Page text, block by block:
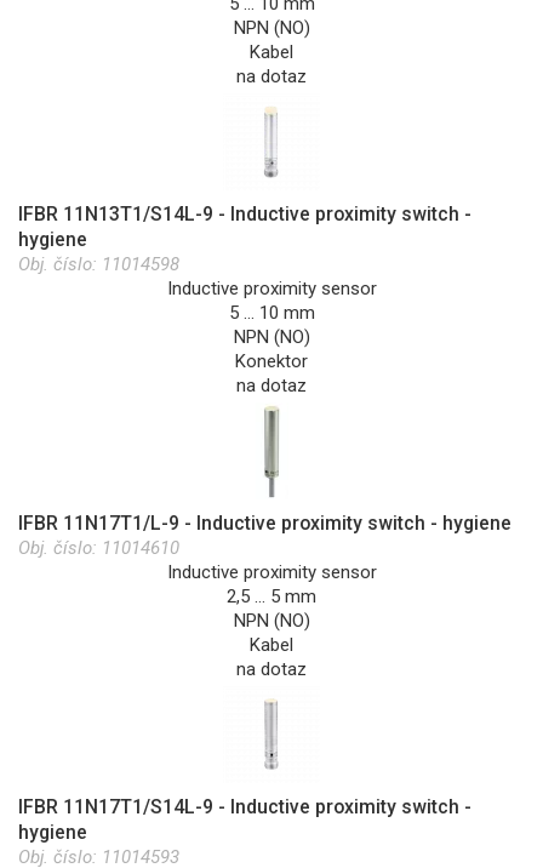
NPN (NO)
Kabel
na dotaz
IFBR 11N13T1/S14L-9 - Inductive proximity switch -
hygiene
Obj. číslo: 11014598
Inductive proximity sensor
5 … 10 mm
NPN (NO)
Konektor
na dotaz
IFBR 11N17T1/L-9 - Inductive proximity switch - hygiene
Obj. číslo: 11014610
Inductive proximity sensor
2,5 … 5 mm
NPN (NO)
Kabel
na dotaz
IFBR 11N17T1/S14L-9 - Inductive proximity switch -
hygiene
Obj. číslo: 11014593